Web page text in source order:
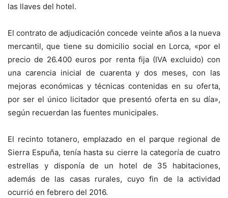
las llaves del hotel.
El contrato de adjudicación concede veinte años a la nueva
mercantil, que tiene su domicilio social en Lorca, «por el
precio de 26.400 euros por renta fija (IVA excluido) con
una carencia inicial de cuarenta y dos meses, con las
mejoras económicas y técnicas contenidas en su oferta,
por ser el único licitador que presentó oferta en su día»,
según recuerdan las fuentes municipales.
El recinto totanero, emplazado en el parque regional de
Sierra Espuña, tenía hasta su cierre la categoría de cuatro
estrellas y disponía de un hotel de 35 habitaciones,
además de las casas rurales, cuyo fin de la actividad
ocurrió en febrero del 2016.